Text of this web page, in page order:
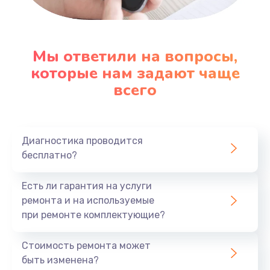
Заказать
Ремонт подсветки
Заказать
930 руб.
Заказать
Мы ответили на вопросы,
которые нам задают чаще
всего
Диагностика проводится
бесплатно?
Есть ли гарантия на услуги
ремонта и на используемые
при ремонте комплектующие?
Стоимость ремонта может
быть изменена?